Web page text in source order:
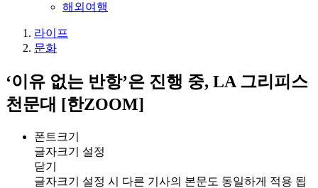
해외여행
라이프
문화
‘이유 없는 반항’은 진행 중, LA 그리피스
천문대 [한ZOOM]
폰트크기
글자크기 설정
닫기
글자크기 설정 시 다른 기사의 본문도 동일하게 적용 됩